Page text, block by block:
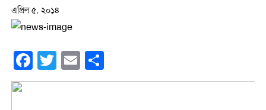
এপ্রিল ৫, ২০১৪
Facebook
Twitter Email